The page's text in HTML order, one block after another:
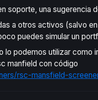
soporte, una sugerencia
a otros activos (salvo
puedes simular un
podemos utilizar como
manfield con código
rsc-mansfield-